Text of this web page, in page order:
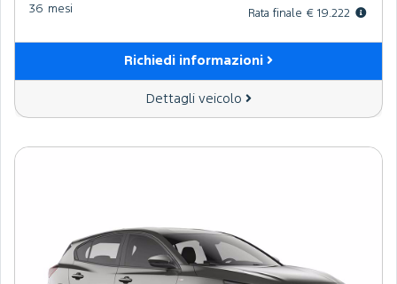
36 mesi Rata finale € 19.222
Richiedi informazioni
Dettagli veicolo